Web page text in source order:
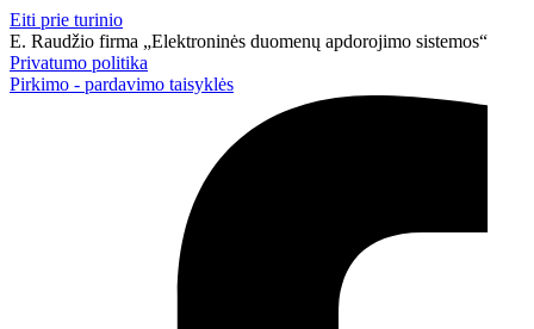
Eiti prie turinio
E. Raudžio firma „Elektroninės duomenų apdorojimo sistemos“
Privatumo politika
Pirkimo - pardavimo taisyklės